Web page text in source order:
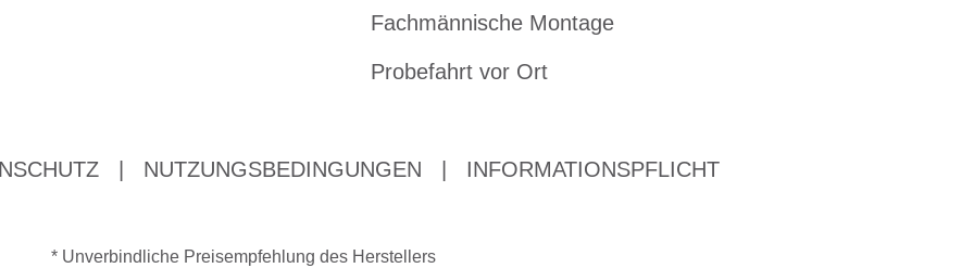
Fachmännische Montage
Probefahrt vor Ort
NUTZUNGSBEDINGUNGEN INFORMATIONSPFLICHT
* Unverbindliche Preisempfehlung des Herstellers